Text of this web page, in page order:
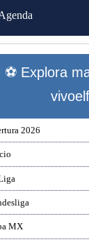
⚽ Explora
2026
MX